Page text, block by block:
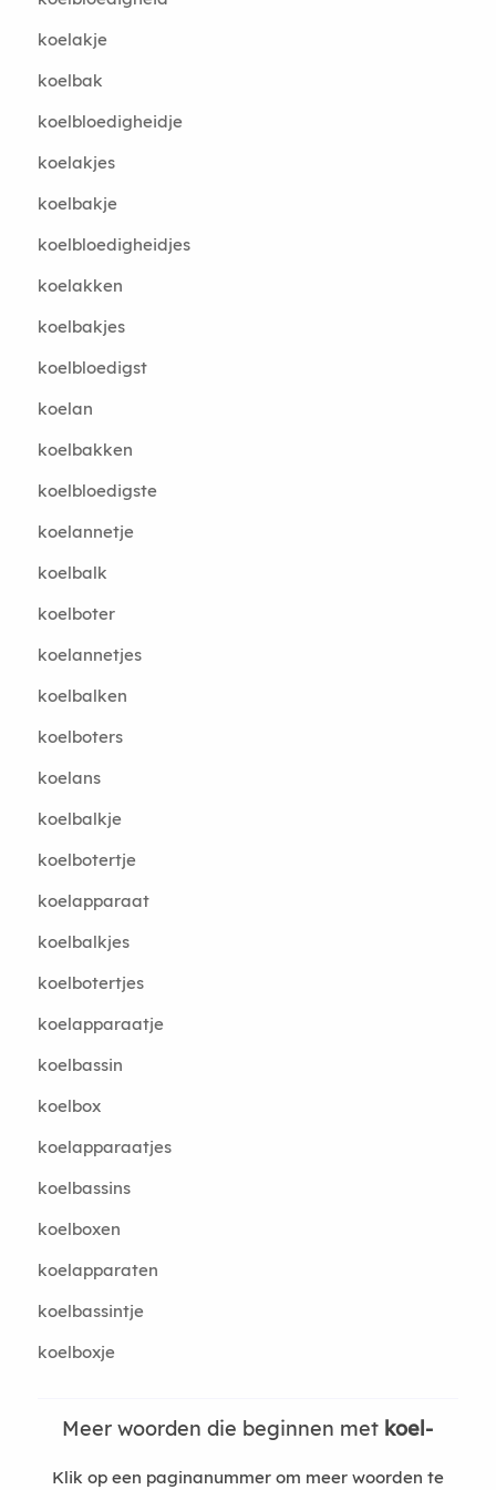
koelakje
koelbak
koelbloedigheidje
koelakjes
koelbakje
koelbloedigheidjes
koelakken
koelbakjes
koelbloedigst
koelan
koelbakken
koelbloedigste
koelannetje
koelbalk
koelboter
koelannetjes
koelbalken
koelboters
koelans
koelbalkje
koelbotertje
koelapparaat
koelbalkjes
koelbotertjes
koelapparaatje
koelbassin
koelbox
koelapparaatjes
koelbassins
koelboxen
koelapparaten
koelbassintje
koelboxje
Meer woorden die beginnen met koel-
Klik op een paginanummer om meer woorden te